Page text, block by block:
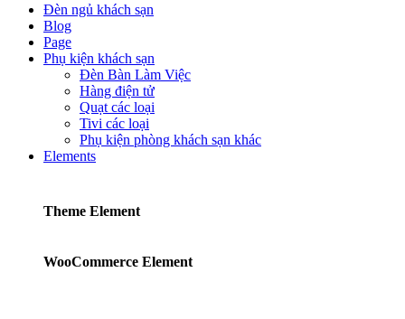
Đèn ngủ khách sạn
Blog
Page
Phụ kiện khách sạn
Đèn Bàn Làm Việc
Hàng điện tử
Quạt các loại
Tivi các loại
Phụ kiện phòng khách sạn khác
Elements
Theme Element
WooCommerce Element